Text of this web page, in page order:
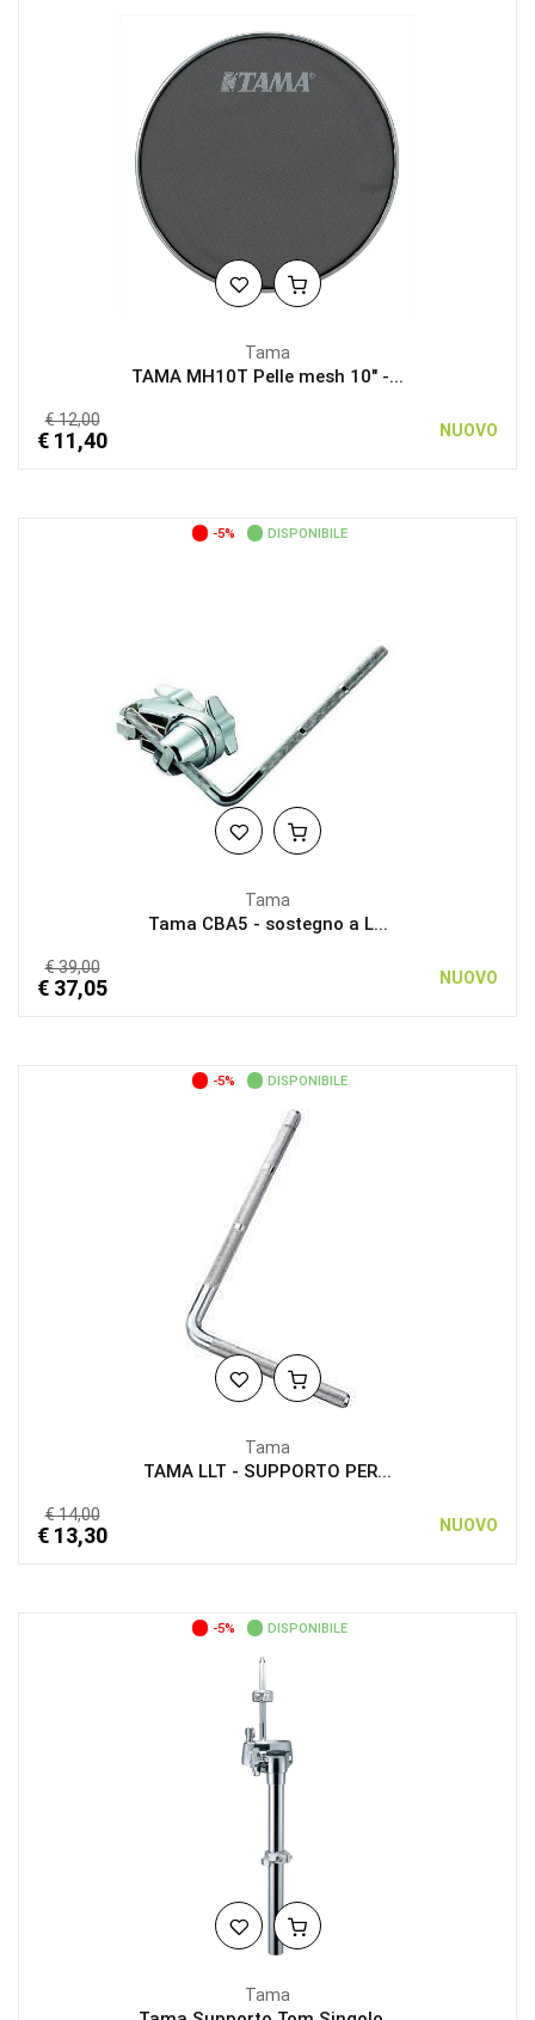
Tama
TAMA MH10T Pelle mesh 10" -...
€ 12,00
€ 11,40 NUOVO
-5% DISPONIBILE
Tama
Tama CBA5 - sostegno a L...
€ 39,00
€ 37,05 NUOVO
-5% DISPONIBILE
Tama
TAMA LLT - SUPPORTO PER...
€ 14,00
€ 13,30 NUOVO
-5% DISPONIBILE
Tama